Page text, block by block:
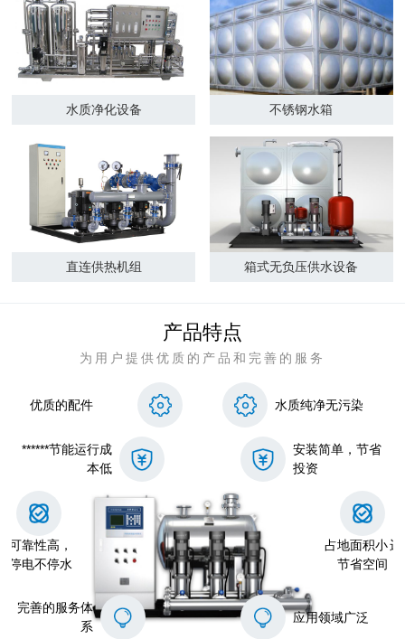
水质净化设备 不锈钢水箱
直连供热机组 箱式无负压供水设备
产品特点
为用户提供优质的产品和完善的服务
优质的配件
******节能运行成
本低
可靠性高，
停电不停水
完善的服务体
系
水质纯净无污染
安装简单，节省
投资
占地面积小，
节省空间
应用领域广泛
运